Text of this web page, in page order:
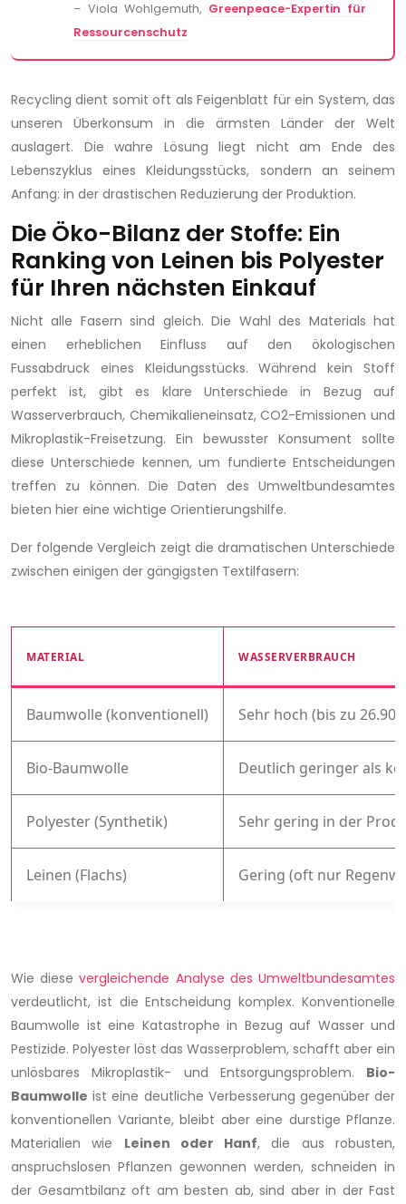
– Viola Wohlgemuth, Greenpeace-Expertin für
Ressourcenschutz
Recycling dient somit oft als Feigenblatt für ein System, das
unseren Überkonsum in die ärmsten Länder der Welt
auslagert. Die wahre Lösung liegt nicht am Ende des
Lebenszyklus eines Kleidungsstücks, sondern an seinem
Anfang: in der drastischen Reduzierung der Produktion.
Die Öko-Bilanz der Stoffe: Ein
Ranking von Leinen bis Polyester
für Ihren nächsten Einkauf
Nicht alle Fasern sind gleich. Die Wahl des Materials hat
einen erheblichen Einfluss auf den ökologischen
Fussabdruck eines Kleidungsstücks. Während kein Stoff
perfekt ist, gibt es klare Unterschiede in Bezug auf
Wasserverbrauch, Chemikalieneinsatz, CO2-Emissionen und
Mikroplastik-Freisetzung. Ein bewusster Konsument sollte
diese Unterschiede kennen, um fundierte Entscheidungen
treffen zu können. Die Daten des Umweltbundesamtes
bieten hier eine wichtige Orientierungshilfe.
Der folgende Vergleich zeigt die dramatischen Unterschiede
zwischen einigen der gängigsten Textilfasern:
MATERIAL WASSERVERBRAUCH
Baumwolle (konventionell) Sehr hoch (bis zu
Bio-Baumwolle Deutlich geringer als
Polyester (Synthetik) Sehr gering in der
Leinen (Flachs) Gering (oft nur
Wie diesevergleichende Analyse des Umweltbundesamtes
verdeutlicht, ist die Entscheidung komplex. Konventionelle
Baumwolle ist eine Katastrophe in Bezug auf Wasser und
Pestizide. Polyester löst das Wasserproblem, schafft aber ein
unlösbares Mikroplastik- und Entsorgungsproblem. Bio-
Baumwolle ist eine deutliche Verbesserung gegenüber der
konventionellen Variante, bleibt aber eine durstige Pflanze.
Materialien wie Leinen oder Hanf, die aus robusten,
anspruchslosen Pflanzen gewonnen werden, schneiden in
der Gesamtbilanz oft am besten ab, sind aber in der Fast